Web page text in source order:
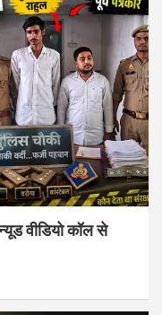
वीडियो कॉल से